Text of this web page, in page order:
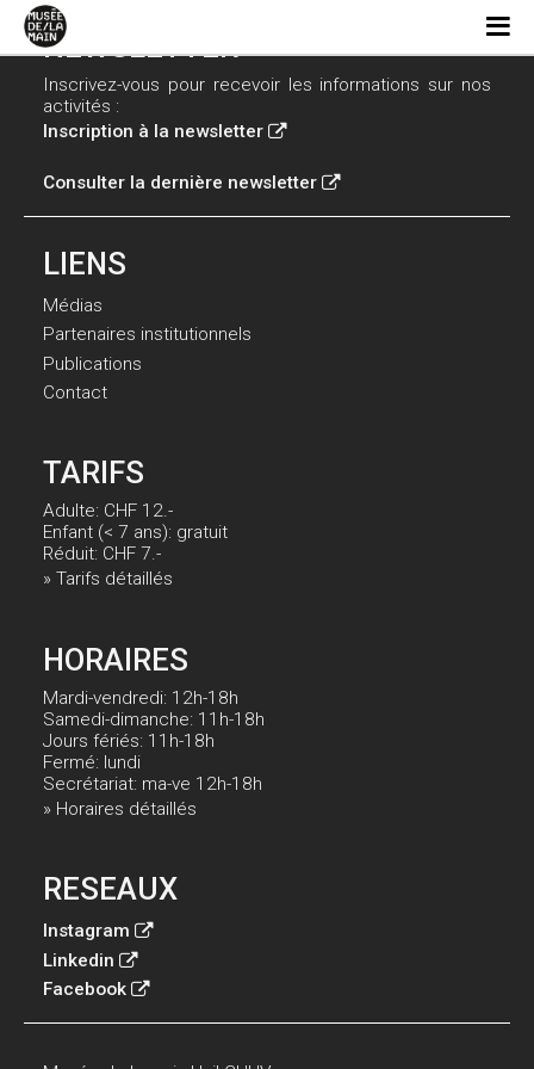
NEWSLETTER
Inscrivez-vous pour recevoir les informations sur nos
activités :
Inscription à la newsletter
Consulter la dernière newsletter
LIENS
Médias
Partenaires institutionnels
Publications
Contact
TARIFS
Adulte: CHF 12.-
Enfant (< 7 ans): gratuit
Réduit: CHF 7.-
» Tarifs détaillés
HORAIRES
Mardi-vendredi: 12h-18h
Samedi-dimanche: 11h-18h
Jours fériés: 11h-18h
Fermé: lundi
Secrétariat: ma-ve 12h-18h
» Horaires détaillés
RESEAUX
Instagram
Linkedin
Facebook